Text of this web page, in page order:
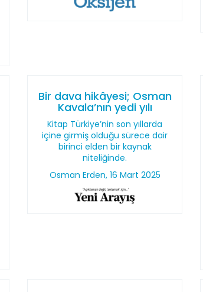
Bir dava hikâyesi; Osman
Kavala’nın yedi yılı
Kitap Türkiye’nin son yıllarda
içine girmiş olduğu sürece dair
birinci elden bir kaynak
niteliğinde.
Osman Erden, 16 Mart 2025